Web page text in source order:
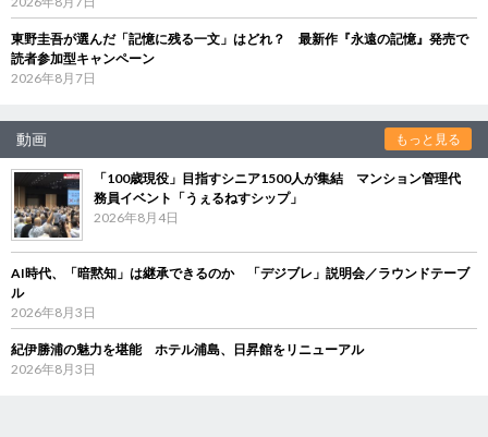
東野圭吾が選んだ「記憶に残る一文」はどれ？ 最新作『永遠の記憶』発売で
読者参加型キャンペーン
2026年8月7日
動画 もっと見る
「100歳現役」目指すシニア1500人が集結 マンション管理代
務員イベント「うぇるねすシップ」
2026年8月4日
AI時代、「暗黙知」は継承できるのか 「デジブレ」説明会／ラウンドテーブ
ル
2026年8月3日
紀伊勝浦の魅力を堪能 ホテル浦島、日昇館をリニューアル
2026年8月3日